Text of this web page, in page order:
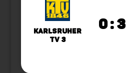
Karlsruher
TV 3
0 : 3